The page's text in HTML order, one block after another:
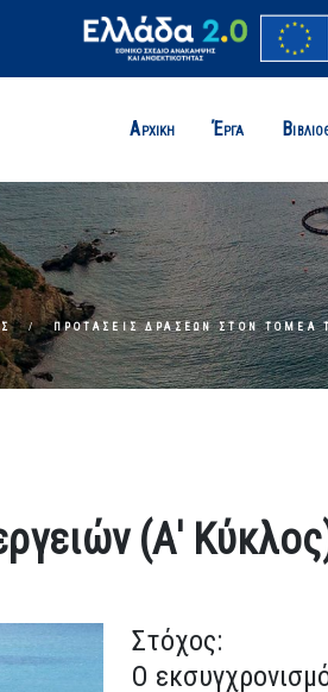
Αρχική Έργα
ΠΡΟΤΆΣΕΙΣ ΔΡΆΣΕΩΝ ΣΤΟΝ ΤΟΜΈΑ
(Α'
Στόχος:
Ο